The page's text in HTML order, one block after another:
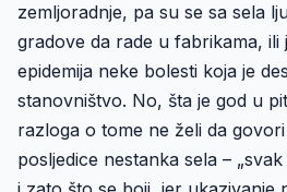
zemljoradnje, pa su se sa sela
gradove da rade u fabrikama, ili
epidemija neke bolesti koja je
stanovništvo. No, šta je god u
razloga o tome ne želi da
posljedice nestanka sela –